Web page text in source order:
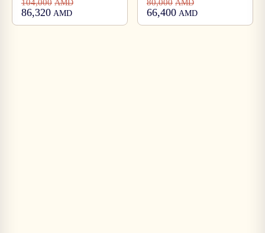
104,000 AMD
86,320 AMD
80,000 AMD
66,400 AMD